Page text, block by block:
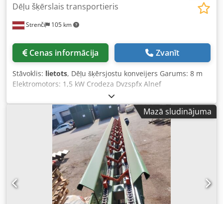
Strenči 105 km
Dēļu šķērslais transportieris
Cenas informācija Zvanīt
Stāvoklis: lietots, Dēļu šķērsjostu konveijers Garums: 8 m
Elektromotors: 1,5 kW Crodeza Dvzspfx Alnef
Mazā sludinājuma